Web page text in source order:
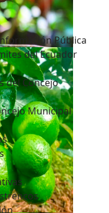
Pública
del Ecuador
del Concejo
Municipal